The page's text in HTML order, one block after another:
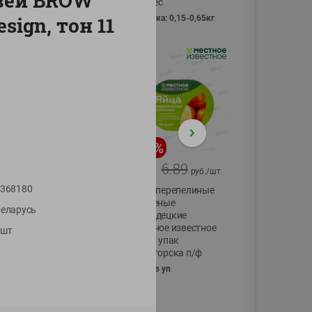
фасовка: 0,15-0,65кг
Масло Топленое
Известное 99%
200г
%
6.89 руб./шт
Яйца перепелиные
копченые
Молодецкие
Местное известное
20 шт упак
Солигорска п/ф
20шт в уп
тон 11